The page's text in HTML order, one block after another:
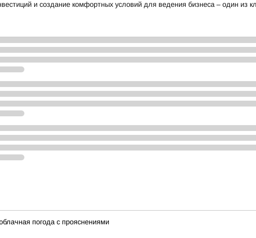
и создание комфортных условий для ведения бизнеса – один из
погода с прояснениями